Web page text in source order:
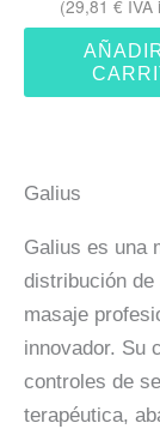
(29,81 € IVA
Galius
Galius es una
distribución
masaje
innovador. Su
controles de
terapéutica,